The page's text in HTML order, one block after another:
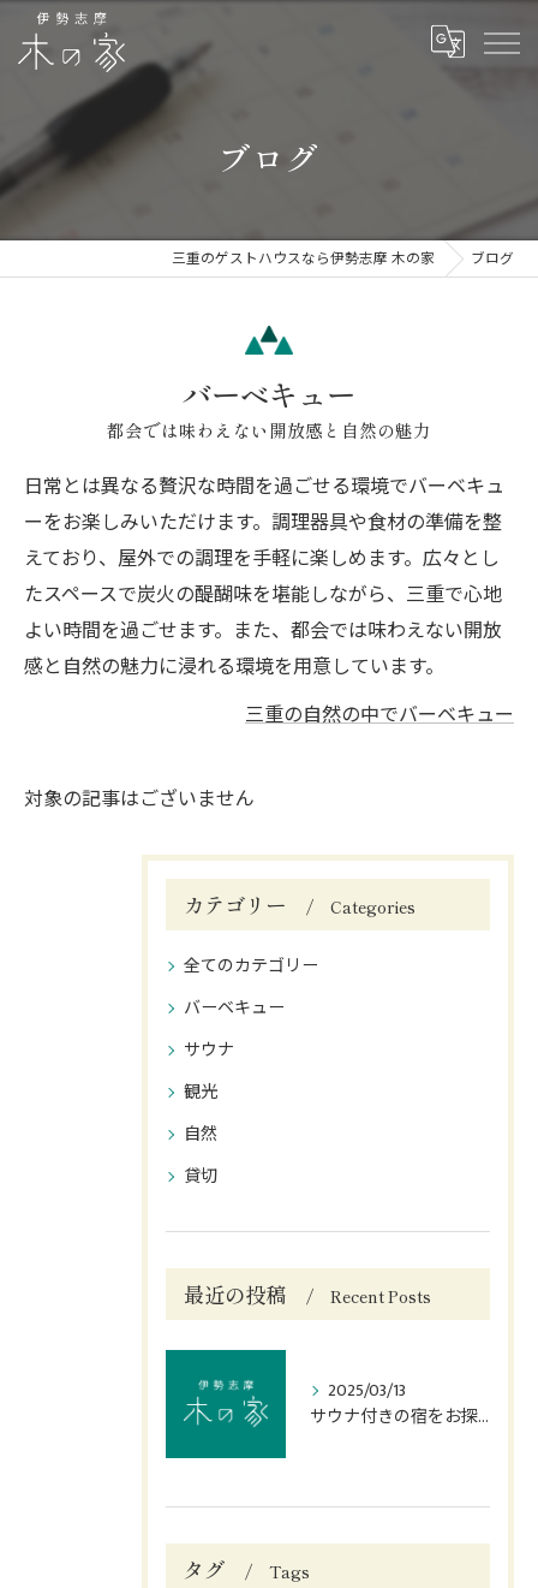
ブログ
三重のゲストハウスなら伊勢志摩 木の家 ブログ
バーベキュー
都会では味わえない開放感と自然の魅力
日常とは異なる贅沢な時間を過ごせる環境でバーベキュ
ーをお楽しみいただけます。調理器具や食材の準備を整
えており、屋外での調理を手軽に楽しめます。広々とし
たスペースで炭火の醍醐味を堪能しながら、三重で心地
よい時間を過ごせます。また、都会では味わえない開放
感と自然の魅力に浸れる環境を用意しています。
三重の自然の中でバーベキュー
対象の記事はございません
カテゴリー Categories
全てのカテゴリー
バーベキュー
サウナ
観光
自然
貸切
最近の投稿 Recent Posts
2025/03/13
サウナ付きの宿をお探しなら志摩市の当宿へ
タグ Tags